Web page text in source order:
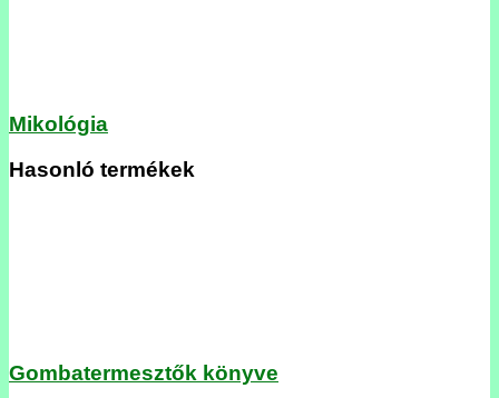
Mikológia
Hasonló termékek
Gombatermesztők könyve